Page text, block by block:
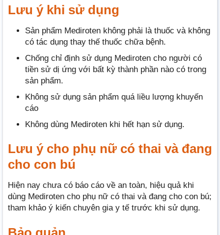
Lưu ý khi sử dụng
Sản phẩm Mediroten không phải là thuốc và không
có tác dụng thay thế thuốc chữa bệnh.
Chống chỉ định sử dụng Mediroten cho người có
tiền sử dị ứng với bất kỳ thành phần nào có trong
sản phẩm.
Không sử dụng sản phẩm quá liều lượng khuyến
cáo
Không dùng Mediroten khi hết hạn sử dụng.
Lưu ý cho phụ nữ có thai và đang
cho con bú
Hiện nay chưa có báo cáo về an toàn, hiệu quả khi
dùng Mediroten cho phụ nữ có thai và đang cho con bú;
tham khảo ý kiến chuyên gia y tế trước khi sử dụng.